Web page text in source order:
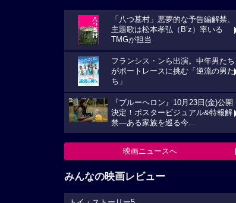
「八つ墓村」悪夢的な予告編解禁、
主題歌は松本孝弘（B’z）率いる
TMGが担当
フランシス・ンら出演。中年男たち
がボートレースに挑む「逆流の男た
ち」
『ブルーヘロン』10月23日(金)公開
決定！ポスタービジュアル&特報解
禁―ある家族を巡る今...
映画ニュースへ
みんなの映画レビュー